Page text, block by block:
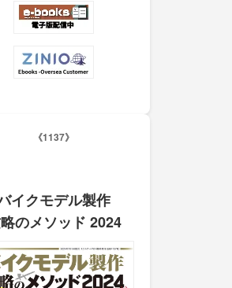
《1137》
イクモデル製作
のメソッド 2024